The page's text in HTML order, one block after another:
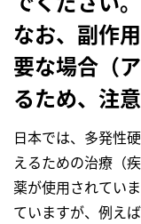
なお、副作
要な場合（
るため、注
日本では、多発性
えるための治療（
薬が使用されてい
ていますが、例え